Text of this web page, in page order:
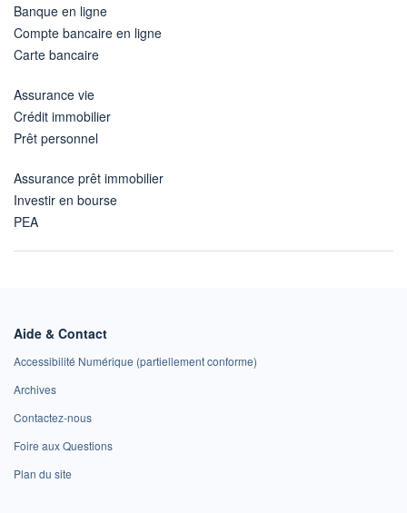
Banque en ligne
Compte bancaire en ligne
Carte bancaire
Assurance vie
Crédit immobilier
Prêt personnel
Assurance prêt immobilier
Investir en bourse
PEA
Aide & Contact
Accessibilité Numérique (partiellement conforme)
Archives
Contactez-nous
Foire aux Questions
Plan du site